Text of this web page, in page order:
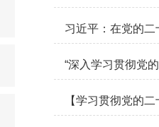
习近平：在党的
“深入学习贯彻党
【学习贯彻党的